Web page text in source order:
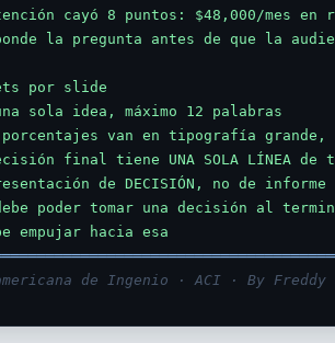
cayó 8 puntos: $48,000/mes en
la pregunta antes de que la
por slide
sola idea, máximo 12 palabras
porcentajes van en tipografía
final tiene UNA SOLA LÍNEA de
de DECISIÓN, no de informe
poder tomar una decisión al
empujar hacia esa
de Ingenio · ACI · By